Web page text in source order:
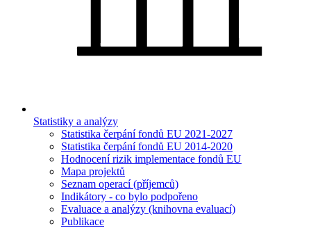
Statistiky a analýzy
Statistika čerpání fondů EU 2021-2027
Statistika čerpání fondů EU 2014-2020
Hodnocení rizik implementace fondů EU
Mapa projektů
Seznam operací (příjemců)
Indikátory - co bylo podpořeno
Evaluace a analýzy (knihovna evaluací)
Publikace